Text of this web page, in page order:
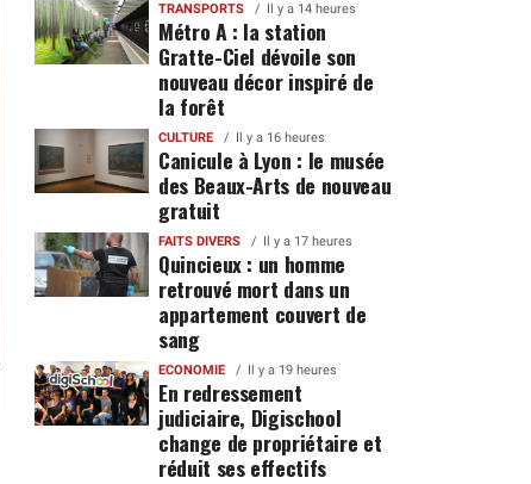
TRANSPORTS Il y a 14 heures
Métro A : la station
Gratte-Ciel dévoile son
nouveau décor inspiré de
la forêt
CULTURE Il y a 16 heures
Canicule à Lyon : le musée
des Beaux-Arts de nouveau
gratuit
FAITS DIVERS Il y a 17 heures
Quincieux : un homme
retrouvé mort dans un
appartement couvert de
sang
ECONOMIE Il y a 19 heures
En redressement
judiciaire, Digischool
change de propriétaire et
réduit ses effectifs